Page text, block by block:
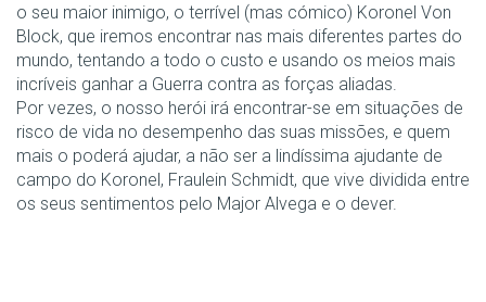
o seu maior inimigo, o terrível (mas cómico) Koronel Von
Block, que iremos encontrar nas mais diferentes partes do
mundo, tentando a todo o custo e usando os meios mais
incríveis ganhar a Guerra contra as forças aliadas.
Por vezes, o nosso herói irá encontrar-se em situações de
risco de vida no desempenho das suas missões, e quem
mais o poderá ajudar, a não ser a lindíssima ajudante de
campo do Koronel, Fraulein Schmidt, que vive dividida entre
os seus sentimentos pelo Major Alvega e o dever.